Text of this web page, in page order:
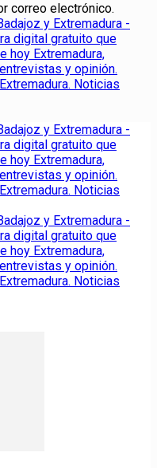
correo electrónico.